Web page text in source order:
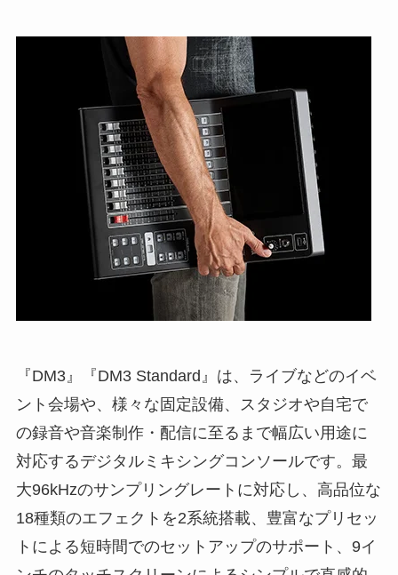
『DM3』『DM3 Standard』は、ライブなどのイベ
ント会場や、様々な固定設備、スタジオや自宅で
の録音や音楽制作・配信に至るまで幅広い用途に
対応するデジタルミキシングコンソールです。最
大96kHzのサンプリングレートに対応し、高品位な
18種類のエフェクトを2系統搭載、豊富なプリセッ
トによる短時間でのセットアップのサポート、9イ